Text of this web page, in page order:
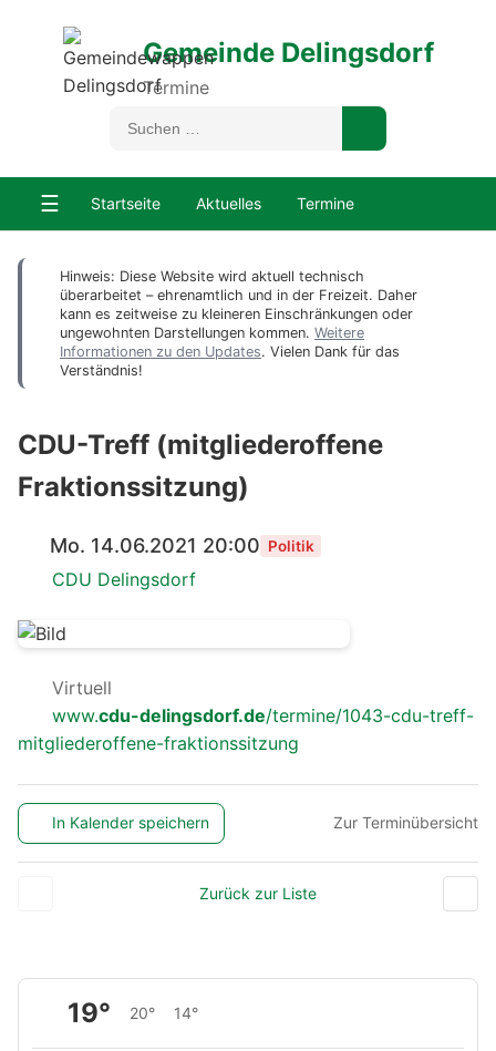
Gemeinde Delingsdorf
Termine
☰ Startseite Aktuelles Termine
Hinweis: Diese Website wird aktuell technisch
überarbeitet – ehrenamtlich und in der Freizeit. Daher
kann es zeitweise zu kleineren Einschränkungen oder
ungewohnten Darstellungen kommen. Weitere
Informationen zu den Updates. Vielen Dank für das
Verständnis!
CDU-Treff (mitgliederoffene
Fraktionssitzung)
Mo. 14.06.2021 20:00 Politik
CDU Delingsdorf
Virtuell
www.cdu-delingsdorf.de/termine/1043-cdu-treff-
mitgliederoffene-fraktionssitzung
In Kalender speichern Zur Terminübersicht
Zurück zur Liste
19° 20° 14°